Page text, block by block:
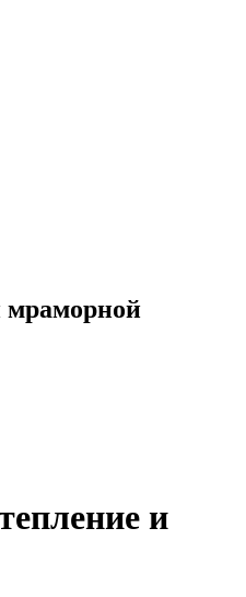
мраморной
и